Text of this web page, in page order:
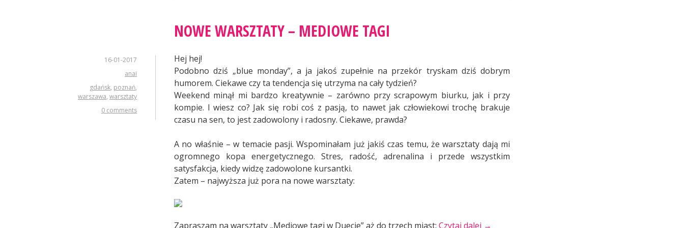
NOWE WARSZTATY – MEDIOWE TAGI
16-01-2017
anai
gdańsk, poznań,
warszawa, warsztaty
0 comments
Hej hej!
Podobno dziś „blue monday”, a ja jakoś zupełnie na przekór tryskam dziś dobrym
humorem. Ciekawe czy ta tendencja się utrzyma na cały tydzień?
Weekend minął mi bardzo kreatywnie – zarówno przy scrapowym biurku, jak i przy
kompie. I wiesz co? Jak się robi coś z pasją, to nawet jak człowiekowi trochę brakuje
czasu na sen, to jest zadowolony i radosny. Ciekawe, prawda?
A no właśnie – w temacie pasji. Wspominałam już jakiś czas temu, że warsztaty dają mi
ogromnego kopa energetycznego. Stres, radość, adrenalina i przede wszystkim
satysfakcja, kiedy widzę zadowolone kursantki.
Zatem – najwyższa już pora na nowe warsztaty:
Zapraszam na warsztaty „Mediowe tagi w Duecie” aż do trzech miast: Czytaj dalej „Nowe
→